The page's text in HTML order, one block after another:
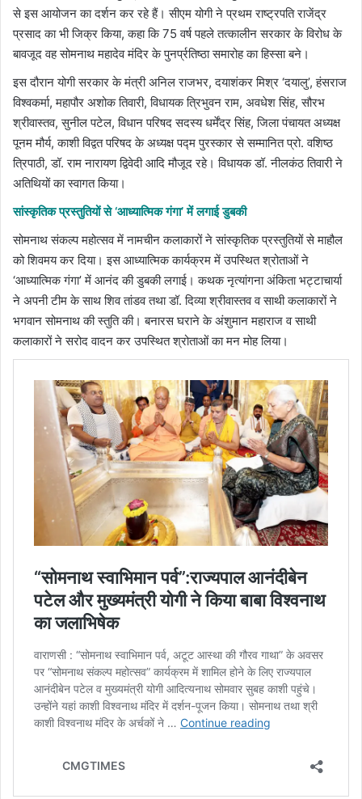
से इस आयोजन का दर्शन कर रहे हैं। सीएम योगी ने प्रथम राष्ट्रपति राजेंद्र
प्रसाद का भी जिक्र किया, कहा कि 75 वर्ष पहले तत्कालीन सरकार के विरोध के
बावजूद वह सोमनाथ महादेव मंदिर के पुनर्प्रतिष्ठा समारोह का हिस्सा बने।
इस दौरान योगी सरकार के मंत्री अनिल राजभर, दयाशंकर मिश्र ‘दयालु’, हंसराज
विश्वकर्मा, महापौर अशोक तिवारी, विधायक त्रिभुवन राम, अवधेश सिंह, सौरभ
श्रीवास्तव, सुनील पटेल, विधान परिषद सदस्य धर्मेंद्र सिंह, जिला पंचायत अध्यक्ष
पूनम मौर्य, काशी विद्वत परिषद के अध्यक्ष पद्म पुरस्कार से सम्मानित प्रो. वशिष्ठ
त्रिपाठी, डॉ. राम नारायण द्विवेदी आदि मौजूद रहे। विधायक डॉ. नीलकंठ तिवारी ने
अतिथियों का स्वागत किया।
सांस्कृतिक प्रस्तुतियों से ‘आध्यात्मिक गंगा’ में लगाई डुबकी
सोमनाथ संकल्प महोत्सव में नामचीन कलाकारों ने सांस्कृतिक प्रस्तुतियों से माहौल
को शिवमय कर दिया। इस आध्यात्मिक कार्यक्रम में उपस्थित श्रोताओं ने
‘आध्यात्मिक गंगा’ में आनंद की डुबकी लगाई। कथक नृत्यांगना अंकिता भट्टाचार्या
ने अपनी टीम के साथ शिव तांडव तथा डॉ. दिव्या श्रीवास्तव व साथी कलाकारों ने
भगवान सोमनाथ की स्तुति की। बनारस घराने के अंशुमान महाराज व साथी
कलाकारों ने सरोद वादन कर उपस्थित श्रोताओं का मन मोह लिया।